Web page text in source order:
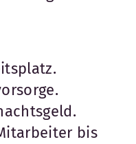
bis